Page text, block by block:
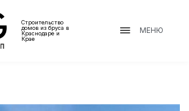
Строительство
домов из бруса в
Краснодаре и
Крае
МЕНЮ